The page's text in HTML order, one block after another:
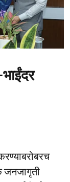
जनजागृती